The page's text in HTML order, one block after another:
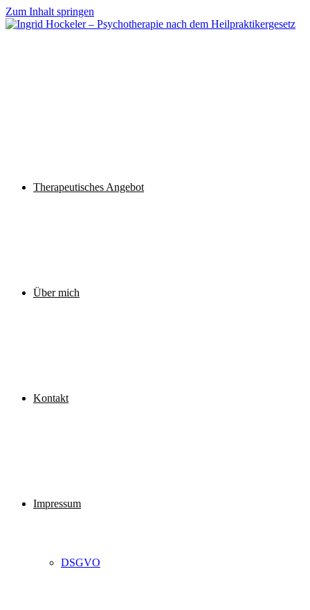
Zum Inhalt springen
Therapeutisches Angebot
Über mich
Kontakt
Impressum
DSGVO